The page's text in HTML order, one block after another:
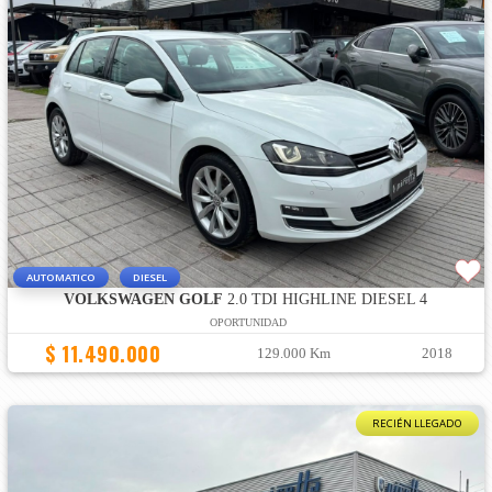
AUTOMATICO DIESEL
VOLKSWAGEN GOLF 2.0 TDI HIGHLINE DIESEL 4
OPORTUNIDAD
$ 11.490.000 129.000 Km 2018
RECIÉN LLEGADO